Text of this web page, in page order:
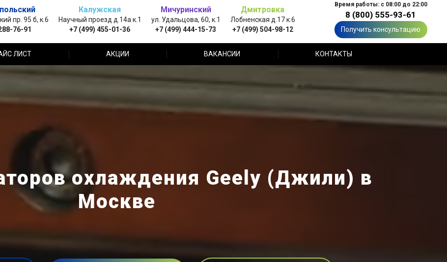
пр. 95 б, к.6
76-91
Калужская
Научный проезд д.14а к.1
+7 (499) 455-01-36
Мичуринский
ул. Удальцова, 60, к.1
+7 (499) 444-15-73
Дмитровка
Лобненская д.17 к.6
+7 (499) 504-98-12
Время работы: с 08:00 до 22:00
8 (800) 555-93-61
Получить консультацию
ЛИСТ АКЦИИ ВАКАНСИИ КОНТАКТЫ
охлаждения Geely (Джили) в
Москве